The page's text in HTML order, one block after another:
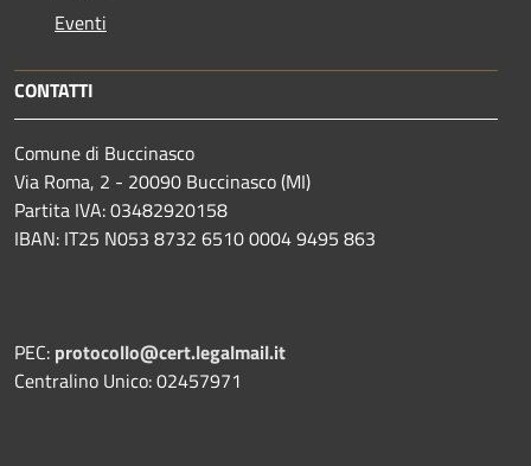
Eventi
CONTATTI
Comune di Buccinasco
Via Roma, 2 - 20090 Buccinasco (MI)
Partita IVA: 03482920158
IBAN: IT25 N053 8732 6510 0004 9495 863
PEC: protocollo@cert.legalmail.it
Centralino Unico: 02457971